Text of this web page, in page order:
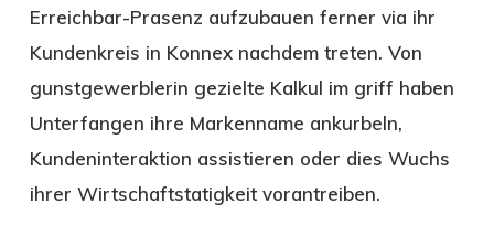
Erreichbar-Prasenz aufzubauen ferner via ihr
Kundenkreis in Konnex nachdem treten. Von
gunstgewerblerin gezielte Kalkul im griff haben
Unterfangen ihre Markenname ankurbeln,
Kundeninteraktion assistieren oder dies Wuchs
ihrer Wirtschaftstatigkeit vorantreiben.